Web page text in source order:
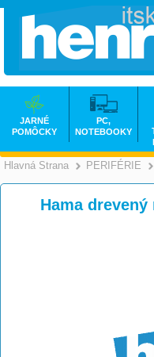
Hlavná Strana PERIFÉRIE
Hama
JARNÉ
POMÔCKY
PC,
NOTEBOOKY